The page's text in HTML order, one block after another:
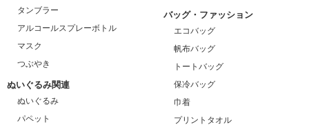
タンブラー
アルコールスプレーボトル
マスク
つぶやき
ぬいぐるみ関連
ぬいぐるみ
パペット
バッグ・ファッション
エコバッグ
帆布バッグ
トートバッグ
保冷バッグ
巾着
プリントタオル